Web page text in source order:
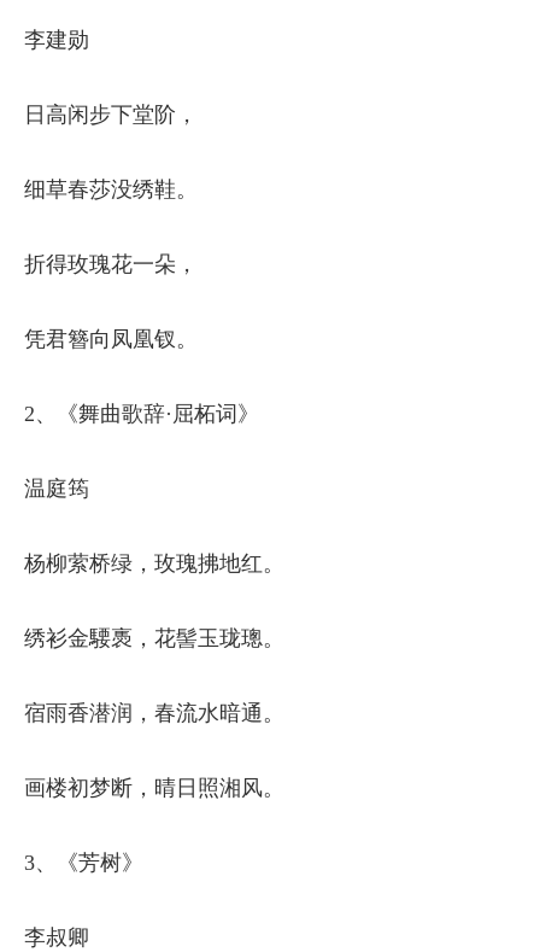
李建勋
日高闲步下堂阶，
细草春莎没绣鞋。
折得玫瑰花一朵，
凭君簪向凤凰钗。
2、《舞曲歌辞·屈柘词》
温庭筠
杨柳萦桥绿，玫瑰拂地红。
绣衫金騕褭，花髻玉珑璁。
宿雨香潜润，春流水暗通。
画楼初梦断，晴日照湘风。
3、《芳树》
李叔卿